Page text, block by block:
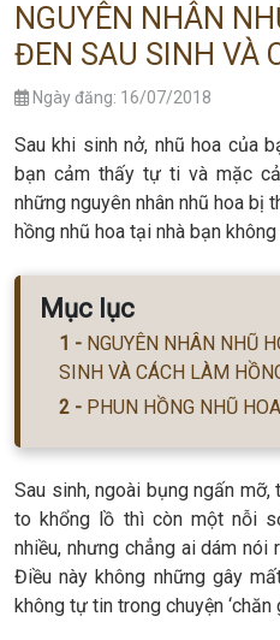
NGUYÊN NHÂN
ĐEN SAU SINH VÀ
Ngày đăng: 16/07/2018
Sau khi sinh nở, nhũ hoa của
bạn cảm thấy tự ti và mặc
những nguyên nhân nhũ hoa bị
hồng nhũ hoa tại nhà bạn
Mục lục
NGUYÊN NHÂN NHŨ
SINH VÀ CÁCH LÀM
PHUN HỒNG NHŨ
Sau sinh, ngoài bụng ngấn
to khổng lồ thì còn một nỗi
nhiều, nhưng chẳng ai dám nói
Điều này không những gây
không tự tin trong chuyện ‘chăn